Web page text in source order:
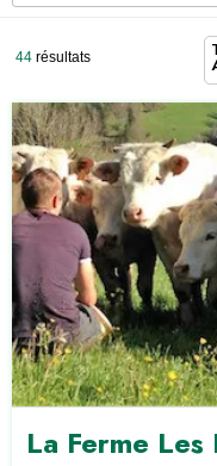
44 résultats
La Ferme Les